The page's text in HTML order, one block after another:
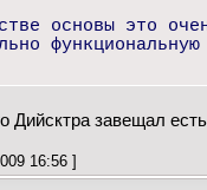
основы это
Дийсктра завещал
16:56 ]